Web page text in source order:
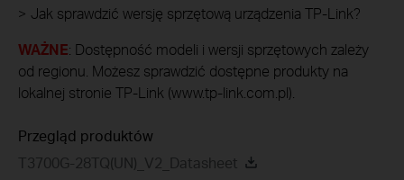
> Jak sprawdzić wersję sprzętową urządzenia TP-Link?
WAŻNE: Dostępność modeli i wersji sprzętowych zależy
od regionu. Możesz sprawdzić dostępne produkty na
lokalnej stronie TP-Link (www.tp-link.com.pl).
Przegląd produktów
T3700G-28TQ(UN)_V2_Datasheet